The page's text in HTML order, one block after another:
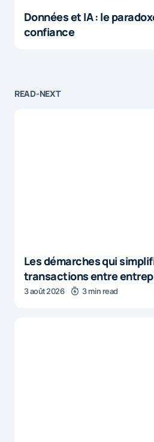
Données et IA : le
confiance
READ-NEXT
Les démarches qui
transactions entre
3 août 2026 3 min read